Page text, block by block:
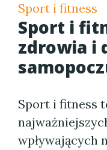
Sport i fitness
Sport i
zdrowia i
Sport i fitness
wpływających